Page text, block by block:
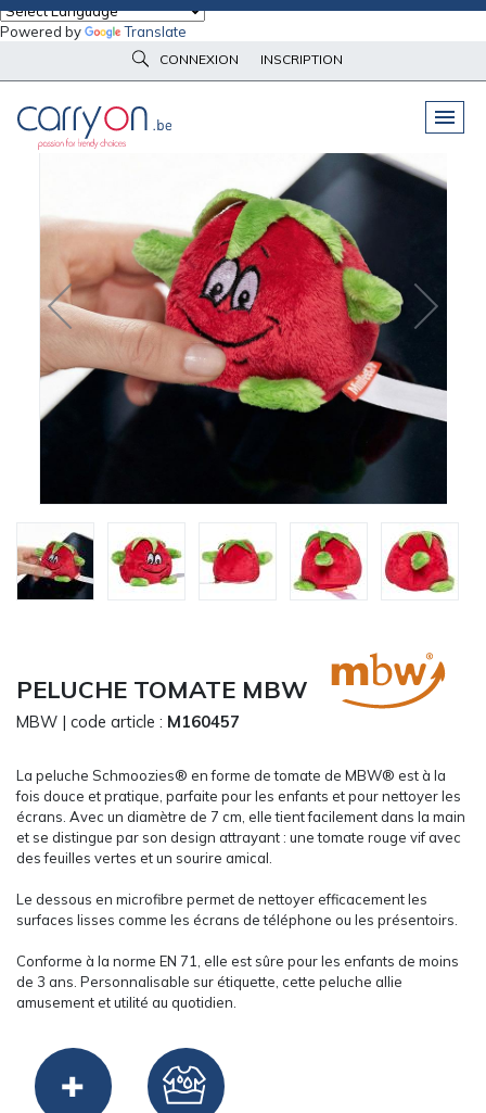
Powered by Translate
CONNEXION INSCRIPTION
PELUCHES & GOODIES
VÊTEMENTS
& BAGAGERIE
VÊTEMENTS D’IMAGE
D'IMAGE
LINGE DEMAISON
L'ENTREPRISE
SERVICES
TECHNIQUES MARQUAGE
BLOG
MESSAGE
Peluches & Goodies Schmoozies Peluche tomate MBW
PELUCHE TOMATE MBW
MBW | code article : M160457
La peluche Schmoozies® en forme de tomate de MBW® est à la
fois douce et pratique, parfaite pour les enfants et pour nettoyer les
écrans. Avec un diamètre de 7 cm, elle tient facilement dans la main
et se distingue par son design attrayant : une tomate rouge vif avec
des feuilles vertes et un sourire amical.
Le dessous en microfibre permet de nettoyer efficacement les
surfaces lisses comme les écrans de téléphone ou les présentoirs.
Conforme à la norme EN 71, elle est sûre pour les enfants de moins
de 3 ans. Personnalisable sur étiquette, cette peluche allie
amusement et utilité au quotidien.